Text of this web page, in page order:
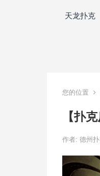
天龙扑克
您的位置
【扑
作者: 德州